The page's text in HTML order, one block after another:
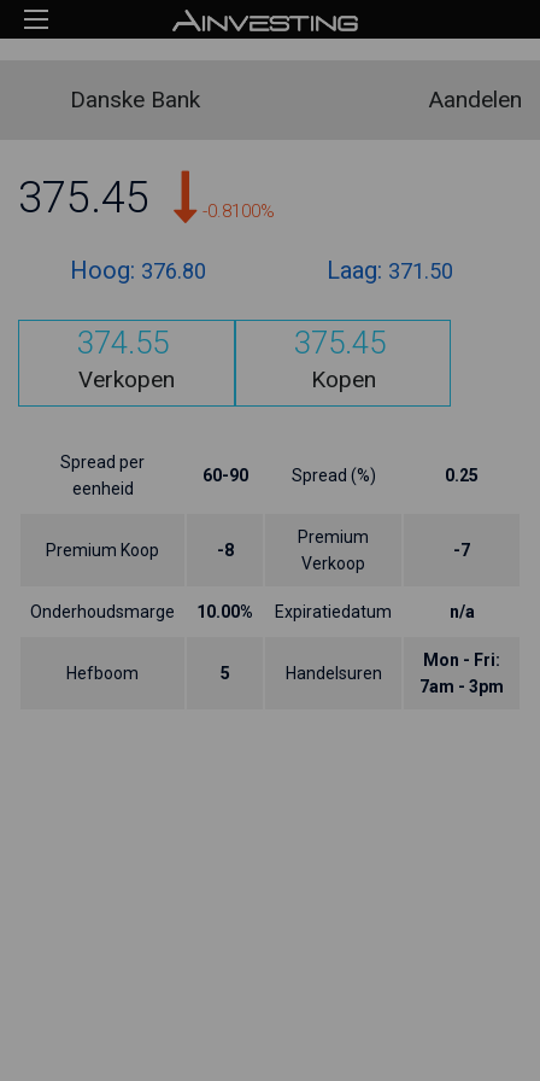
Danske Bank Aandelen
375.45 -0.8100%
Hoog: 376.80 Laag: 371.50
374.55
Verkopen
375.45
Kopen
Spread per
eenheid
60-90 Spread (%) 0.25
Premium Koop -8
Premium
Verkoop
-7
Onderhoudsmarge 10.00% Expiratiedatum n/a
Hefboom 5 Handelsuren
Mon - Fri:
7am - 3pm